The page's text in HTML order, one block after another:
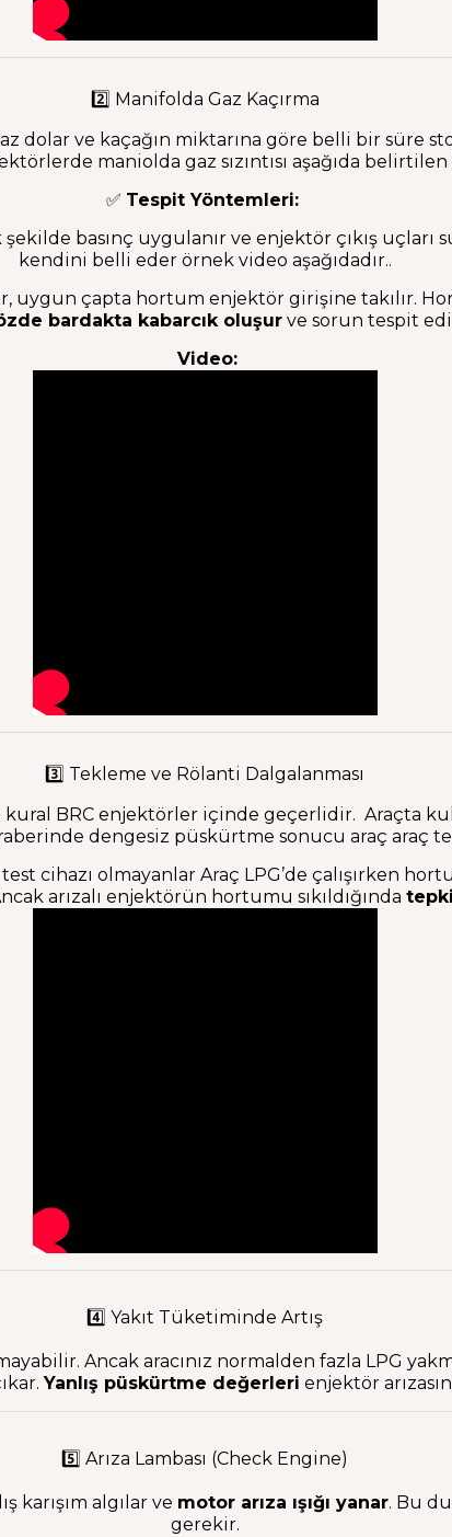
2️⃣ Manifolda Gaz Kaçırma
dolar ve kaçağın miktarına göre belli bir süre
maniolda gaz sızıntısı aşağıda
✅ Tespit Yöntemleri:
basınç uygulanır ve enjektör çıkış uçları
kendini belli eder örnek video aşağıdadır..
uygun çapta hortum enjektör girişine takılır.
bardakta kabarcık oluşur ve sorun tespit
Video:
3️⃣ Tekleme ve Rölanti Dalgalanması
BRC enjektörler içinde geçerlidir. Araçta
dengesiz püskürtme sonucu araç araç
cihazı olmayanlar Araç LPG’de çalışırken
arızalı enjektörün hortumu sıkıldığında
4️⃣ Yakıt Tüketiminde Artış
Ancak aracınız normalden fazla LPG
Yanlış püskürtme değerleri enjektör
5️⃣ Arıza Lambası (Check Engine)
karışım algılar ve motor arıza ışığı yanar. Bu
gerekir.